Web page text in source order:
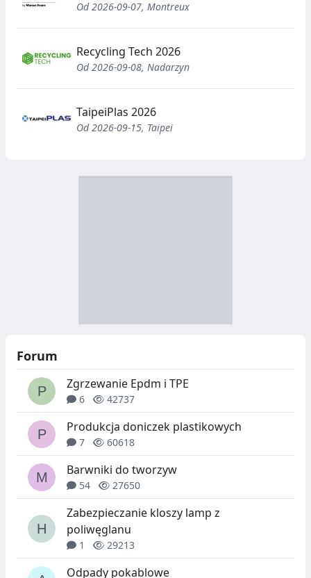
Od 2026-09-07, Montreux
Recycling Tech 2026
Od 2026-09-08, Nadarzyn
TaipeiPlas 2026
Od 2026-09-15, Taipei
N
E
S
E
G
R
E
G
A
B
C
A
Forum
Zgrzewanie Epdm i TPE
6 42737
Produkcja doniczek plastikowych
7 60618
Barwniki do tworzyw
54 27650
Zabezpieczanie kloszy lamp z
poliwęglanu
1 29213
Odpady pokablowe